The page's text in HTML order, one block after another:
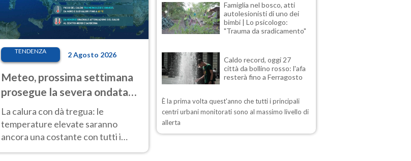
TENDENZA 2 Agosto 2026
Meteo, prossima settimana
prosegue la severa ondata
di calore
La calura con dà tregua: le
temperature elevate saranno
ancora una costante con tutti i
disagi conseguenti per l’organismo
Famiglia nel bosco, atti
autolesionisti di uno dei
bimbi | Lo psicologo:
"Trauma da sradicamento"
Caldo record, oggi 27
città da bollino rosso: l'afa
resterà fino a Ferragosto
È la prima volta quest'anno che tutti i principali
centri urbani monitorati sono al massimo livello di
allerta